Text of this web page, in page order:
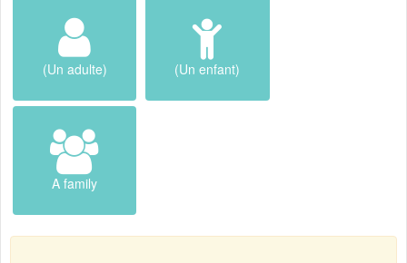
(Un adulte) (Un enfant)
A family